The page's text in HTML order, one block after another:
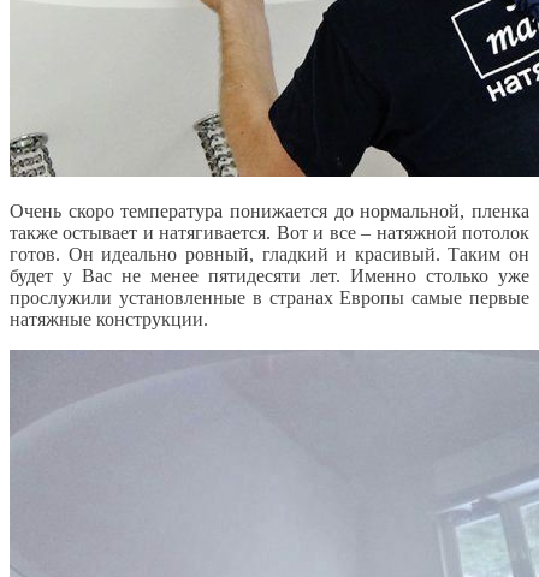
Очень скоро температура понижается до нормальной, пленка
также остывает и натягивается. Вот и все – натяжной потолок
готов. Он идеально ровный, гладкий и красивый. Таким он
будет у Вас не менее пятидесяти лет. Именно столько уже
прослужили установленные в странах Европы самые первые
натяжные конструкции.